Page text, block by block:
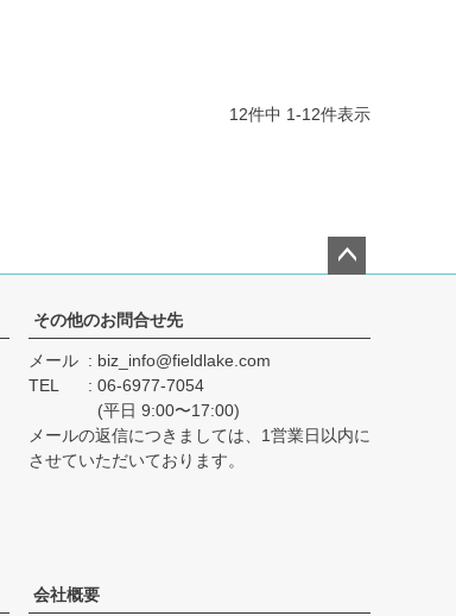
12件中 1-12件表示
ップ
その他のお問合せ先
メール
biz_info@fieldlake.com
TEL
06-6977-7054
(平日 9:00〜17:00)
メールの返信につきましては、1営業日以内に
させていただいております。
会社概要